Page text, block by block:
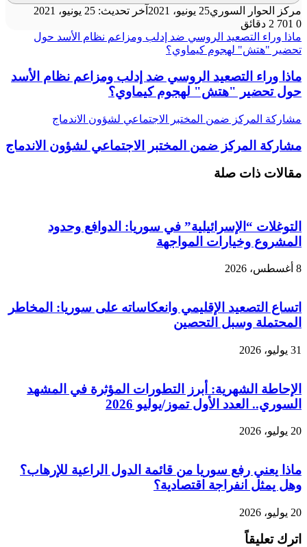
مركز الحوار السوري25 يونيو، 2021
آخر تحديث: 25 يونيو، 2021
0
2 دقائق
ماذا وراء التصعيد الروسي ضد إدلب ومزاعم نظام الأسد حول
تحضير "هتش" لهجوم كيماوي؟
ماذا وراء التصعيد الروسي ضد إدلب ومزاعم نظام الأسد
حول تحضير "هتش" لهجوم كيماوي؟
مشاركة المركز ضمن المختبر الاجتماعي لشؤون الاندماج
مشاركة المركز ضمن المختبر الاجتماعي لشؤون الاندماج
مقالات ذات صلة
التوغلات “الإسرائيلية” في سوريا: الدوافع وحدود
المشروع وخيارات المواجهة
8 أغسطس، 2026
اتساع التصعيد الإقليمي وانعكاساته على سوريا: المخاطر
المحتملة وسبل التحصين
31 يوليو، 2026
الإحاطة الشهرية: أبرز التطورات المؤثرة في المشهد
السوري.. العدد الأول تموز/يوليو 2026
20 يوليو، 2026
ماذا يعني رفع سوريا من قائمة الدول الراعية للإرهاب؟
وهل يمثل انفراجة اقتصادية؟
20 يوليو، 2026
اترك تعليقاً